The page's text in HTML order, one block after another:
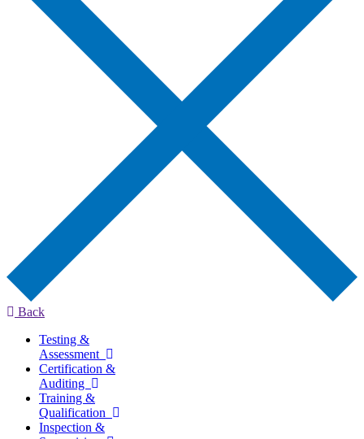
Back
Testing &
Assessment
Certification &
Auditing
Training &
Qualification
Inspection &